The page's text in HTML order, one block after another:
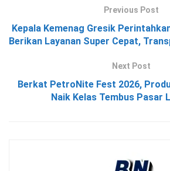
Previous Post
Kepala Kemenag Gresik
Berikan Layanan Super Cepat,
Next Post
Berkat PetroNite Fest 2026,
Naik Kelas Tembus Pasar